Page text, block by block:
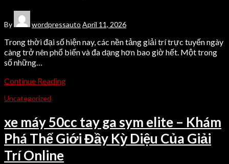
By wordpressauto April 11, 2026
Trong thời đại số hiện nay, các nền tảng giải trí trực tuyến ngày
càng trở nên phổ biến và đa dạng hơn bao giờ hết. Một trong
số những…
Continue Reading
Uncategorized
xe máy 50cc tay ga sym elite – Khám
Phá Thế Giới Đầy Kỳ Diệu Của Giải
Trí Online